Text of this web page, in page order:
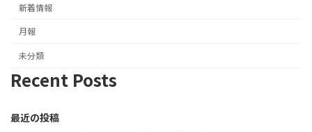
新着情報
月報
未分類
Recent Posts
最近の投稿